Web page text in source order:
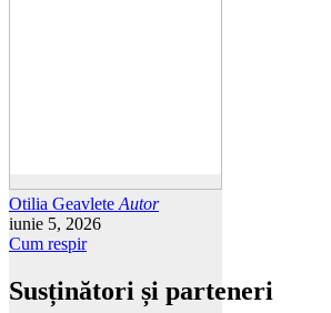
Otilia Geavlete Autor
iunie 5, 2026
Cum respir
Susținători și parteneri